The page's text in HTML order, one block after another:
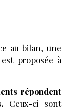
au bilan, une
proposée à
répondent
Ceux-ci sont